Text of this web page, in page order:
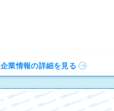
企業情報の詳細を見る